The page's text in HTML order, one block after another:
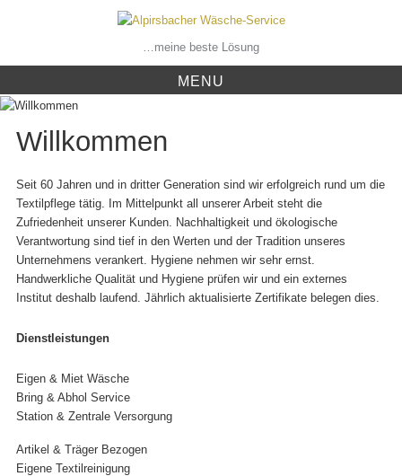
…meine beste Lösung
MENU
Willkommen
Seit 60 Jahren und in dritter Generation sind wir erfolgreich rund um die
Textilpflege tätig. Im Mittelpunkt all unserer Arbeit steht die
Zufriedenheit unserer Kunden. Nachhaltigkeit und ökologische
Verantwortung sind tief in den Werten und der Tradition unseres
Unternehmens verankert. Hygiene nehmen wir sehr ernst.
Handwerkliche Qualität und Hygiene prüfen wir und ein externes
Institut deshalb laufend. Jährlich aktualisierte Zertifikate belegen dies.
Dienstleistungen
Eigen & Miet Wäsche
Bring & Abhol Service
Station & Zentrale Versorgung
Artikel & Träger Bezogen
Eigene Textilreinigung